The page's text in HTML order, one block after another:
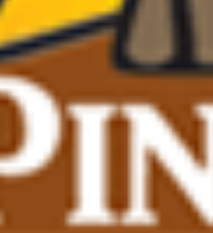
quesos